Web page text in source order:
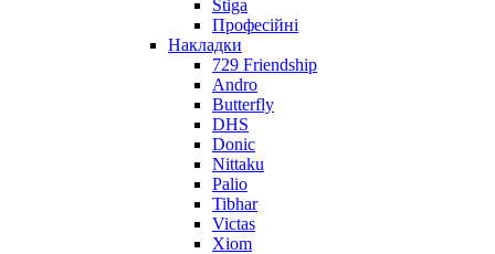
Stiga
Професійні
Накладки
729 Friendship
Andro
Butterfly
DHS
Donic
Nittaku
Palio
Tibhar
Victas
Xiom